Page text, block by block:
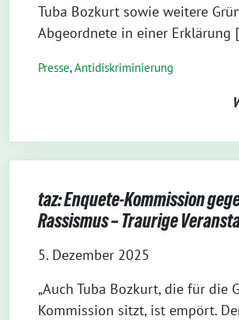
Tuba Bozkurt sowie weitere
Abgeordnete in einer Erklärung
Presse,Antidiskriminierung
taz: Enquete-Kommission
Rassismus – Traurige
5. Dezember 2025
„Auch Tuba Bozkurt, die für die
Kommission sitzt, ist empört.